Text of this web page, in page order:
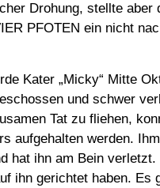
Drohung, stellte aber
PFOTEN ein nicht
Kater „Micky“ Mitte
und schwer
Tat zu fliehen,
aufgehalten werden.
hat ihn am Bein
ihn gerichtet haben. Es